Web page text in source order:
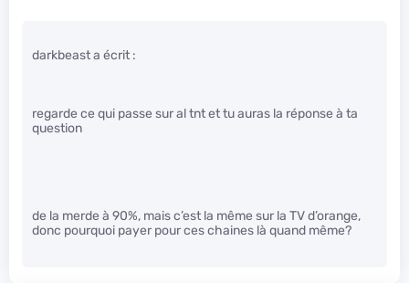
darkbeast a écrit :
regarde ce qui passe sur al tnt et tu auras la réponse à ta
question
de la merde à 90%, mais c’est la même sur la TV d’orange,
donc pourquoi payer pour ces chaines là quand même?